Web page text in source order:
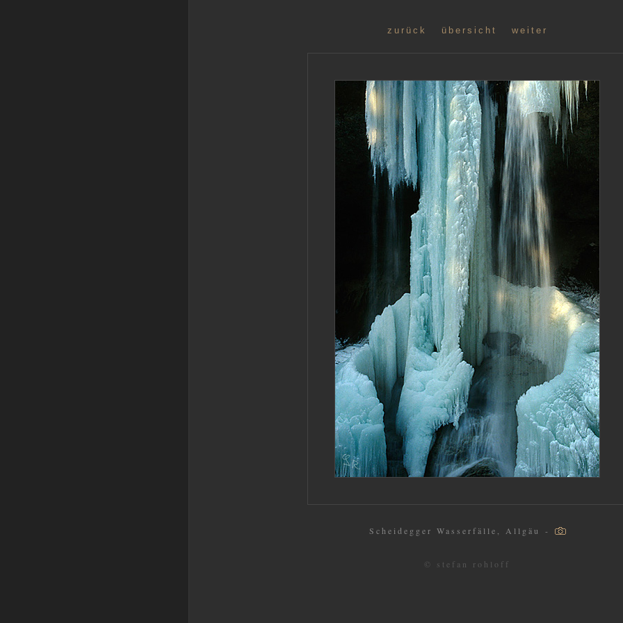
zurück übersicht weiter
Scheidegger Wasserfälle, Allgäu -
© stefan rohloff